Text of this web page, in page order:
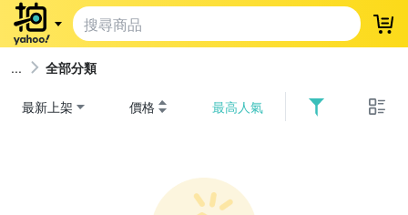
登
全部分類
最新上架 價格 最高人氣